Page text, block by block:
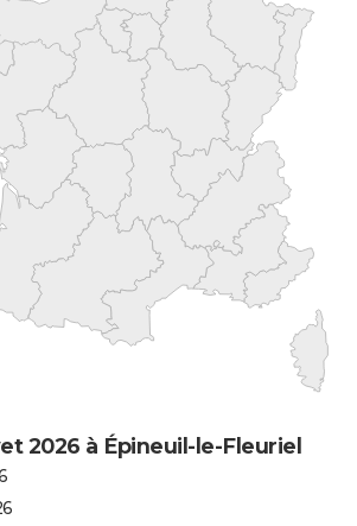
2026 à Épineuil-le-Fleuriel